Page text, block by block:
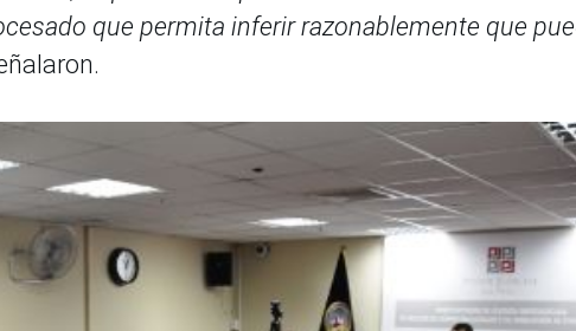
que permita inferir razonablemente que